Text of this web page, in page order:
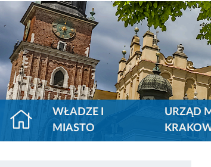
WŁADZE I
MIASTO
URZĄD